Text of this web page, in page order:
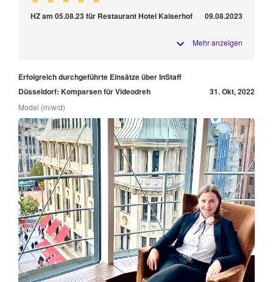
HZ am 05.08.23 für Restaurant Hotel Kaiserhof 09.08.2023
Mehr anzeigen
Erfolgreich durchgeführte Einsätze über InStaff
Düsseldorf: Komparsen für Videodreh
31. Okt, 2022
Model (m/w/d)